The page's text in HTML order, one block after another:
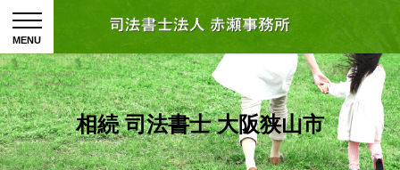
相続 司法書士 大阪狭山市